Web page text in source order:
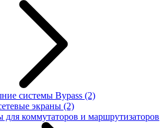
системы Bypass (2)
экраны (2)
для коммутаторов и маршрутизаторов